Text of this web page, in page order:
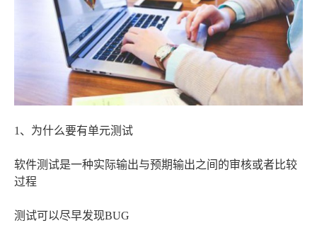
1、为什么要有单元测试
软件测试是一种实际输出与预期输出之间的审核或者比较
过程
测试可以尽早发现BUG